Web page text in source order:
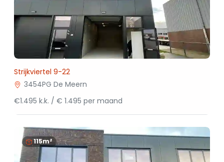
Strijkviertel 9-22
3454PG De Meern
€1.495 k.k. / € 1.495 per maand
115m²